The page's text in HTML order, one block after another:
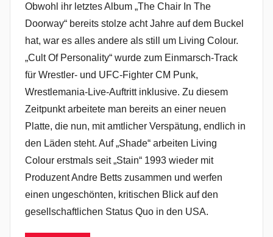
Obwohl ihr letztes Album „The Chair In The
Doorway“ bereits stolze acht Jahre auf dem Buckel
hat, war es alles andere als still um Living Colour.
„Cult Of Personality“ wurde zum Einmarsch-Track
für Wrestler- und UFC-Fighter CM Punk,
Wrestlemania-Live-Auftritt inklusive. Zu diesem
Zeitpunkt arbeitete man bereits an einer neuen
Platte, die nun, mit amtlicher Verspätung, endlich in
den Läden steht. Auf „Shade“ arbeiten Living
Colour erstmals seit „Stain“ 1993 wieder mit
Produzent Andre Betts zusammen und werfen
einen ungeschönten, kritischen Blick auf den
gesellschaftlichen Status Quo in den USA.